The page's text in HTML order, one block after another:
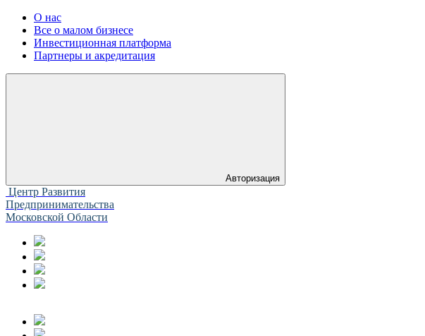
О нас
Все о малом бизнесе
Инвестиционная платформа
Партнеры и акредитация
Авторизация
Центр Развития
Предпринимательства
Московской Области